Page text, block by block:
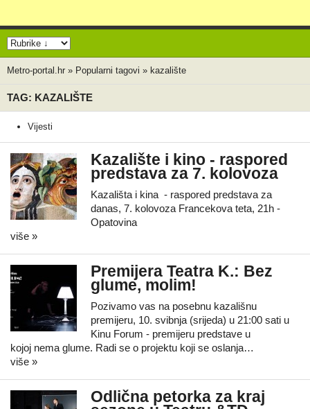
Metro-portal.hr » Popularni tagovi » kazalište
TAG: KAZALIŠTE
Vijesti
Kazalište i kino - raspored
predstava za 7. kolovoza
Kazališta i kina - raspored predstava za
danas, 7. kolovoza Francekova teta, 21h -
Opatovina
više »
Premijera Teatra K.: Bez
glume, molim!
Pozivamo vas na posebnu kazališnu
premijeru, 10. svibnja (srijeda) u 21:00 sati u
Kinu Forum - premijeru predstave u
kojoj nema glume. Radi se o projektu koji se oslanja…
više »
Odlična petorka za kraj